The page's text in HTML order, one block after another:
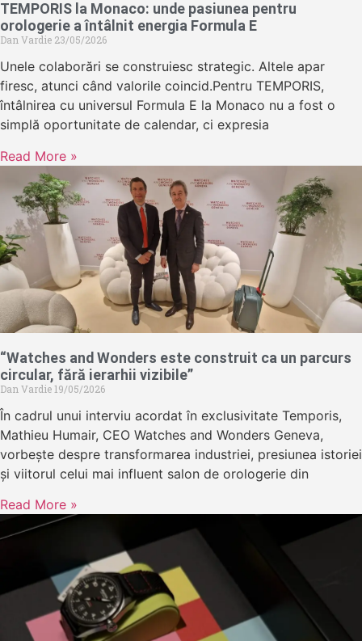
TEMPORIS la Monaco: unde pasiunea pentru
orologerie a întâlnit energia Formula E
Dan Vardie 23/05/2026
Unele colaborări se construiesc strategic. Altele apar
firesc, atunci când valorile coincid.Pentru TEMPORIS,
întâlnirea cu universul Formula E la Monaco nu a fost o
simplă oportunitate de calendar, ci expresia
Read More »
“Watches and Wonders este construit ca un parcurs
circular, fără ierarhii vizibile”
Dan Vardie19/05/2026
În cadrul unui interviu acordat în exclusivitate Temporis,
Mathieu Humair, CEO Watches and Wonders Geneva,
vorbește despre transformarea industriei, presiunea istoriei
și viitorul celui mai influent salon de orologerie din
Read More »